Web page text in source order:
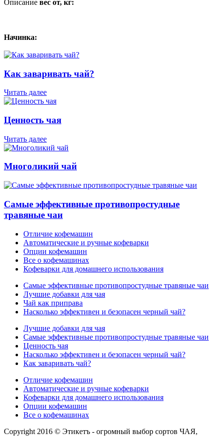
Описание вес от, кг:
Начинка:
Как заваривать чай?
Читать далее
Ценность чая
Читать далее
Многоликий чай
Самые эффективные противопростудные
травяные чаи
Отличие кофемашин
Автоматические и ручные кофеварки
Опции кофемашин
Все о кофемашинах
Кофеварки для домашнего использования
Самые эффективные противопростудные травяные чаи
Лучшие добавки для чая
Чай как приправа
Насколько эффективен и безопасен черный чай?
Лучшие добавки для чая
Самые эффективные противопростудные травяные чаи
Ценность чая
Насколько эффективен и безопасен черный чай?
Как заваривать чай?
Отличие кофемашин
Автоматические и ручные кофеварки
Кофеварки для домашнего использования
Опции кофемашин
Все о кофемашинах
Copyright 2016 © Этикетъ - огромный выбор сортов ЧАЯ,